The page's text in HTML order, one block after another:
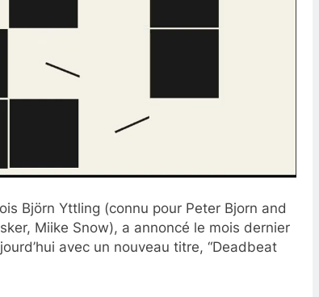
Björn Yttling (connu pour Peter Bjorn and
Miike Snow), a annoncé le mois dernier
avec un nouveau titre, “Deadbeat